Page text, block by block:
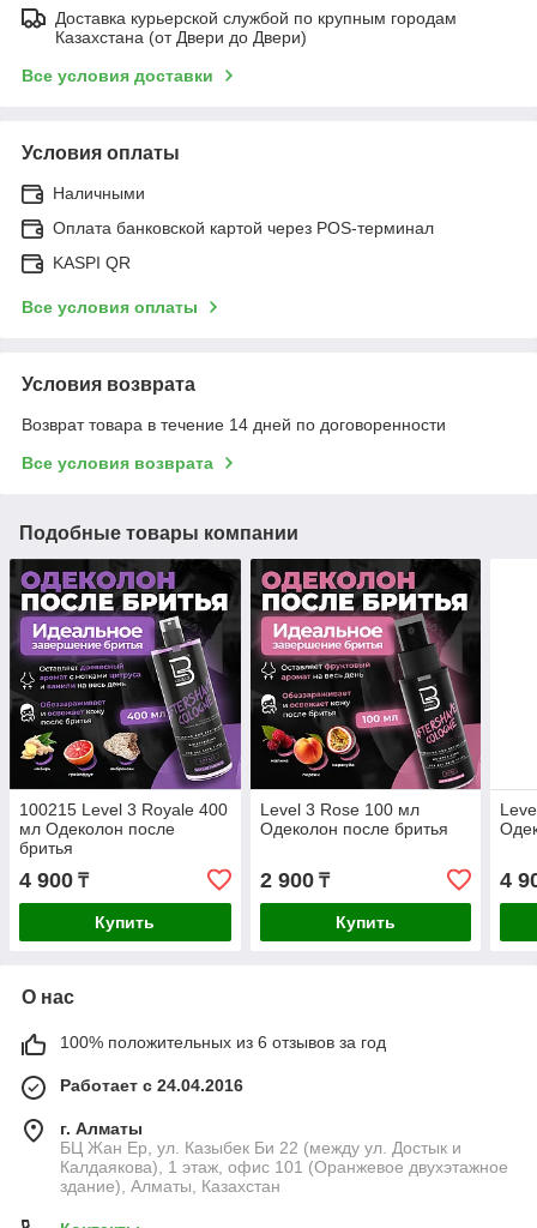
Доставка курьерской службой по крупным городам
Казахстана (от Двери до Двери)
Все условия доставки
Условия оплаты
Наличными
Оплата банковской картой через POS-терминал
KASPI QR
Все условия оплаты
Условия возврата
Возврат товара в течение 14 дней по договоренности
Все условия возврата
Подобные товары компании
100215 Level 3 Royale 400
мл Одеколон после
бритья
4 900 ₸
Купить
Level 3 Rose 100 мл
Одеколон после бритья
2 900₸
Купить
4
О нас
100% положительных из 6 отзывов за год
Работает с 24.04.2016
г. Алматы
БЦ Жан Ер, ул. Казыбек Би 22 (между ул. Достык и
Калдаякова), 1 этаж, офис 101 (Оранжевое двухэтажное
здание), Алматы, Казахстан